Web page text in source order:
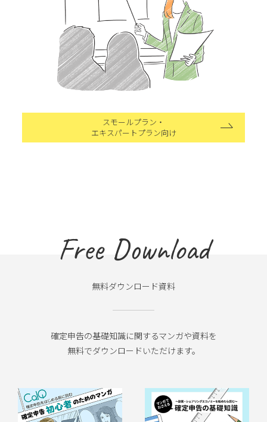
スモールプラン・
エキスパートプラン向け
Free Download
無料ダウンロード資料
確定申告の基礎知識に関するマンガや資料を
無料でダウンロードいただけます。